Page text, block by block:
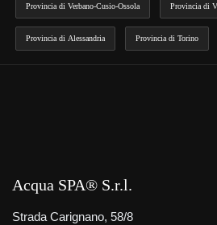
Provincia di Verbano-Cusio-Ossola Provincia di
Provincia di Alessandria Provincia di Torino
Acqua SPA® S.r.l.
Strada Carignano, 58/8